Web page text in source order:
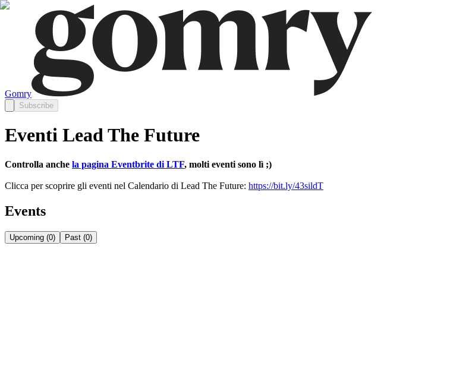
Gomry
Subscribe
Eventi Lead The Future
Controlla anche la pagina Eventbrite di LTF, molti eventi sono lì ;)
Clicca per scoprire gli eventi nel Calendario di Lead The Future: https://bit.ly/43sildT
Events
Upcoming (0) Past (0)